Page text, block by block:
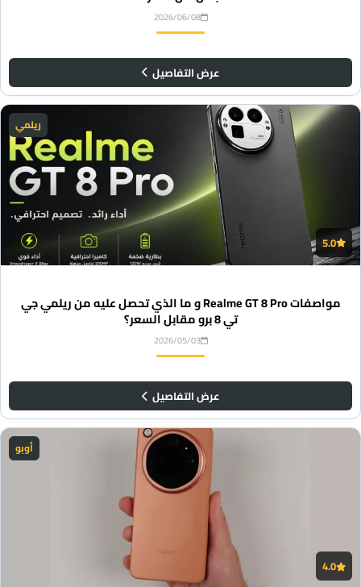
2026/06/08
عرض التفاصيل
ريلمي
5.0
مواصفات Realme GT 8 Pro و ما الذي تحصل عليه من ريلمي جي
تي 8 برو مقابل السعر؟
2026/05/03
عرض التفاصيل
أوبو
4.0